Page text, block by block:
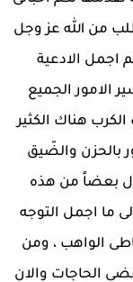
من الله عز وجل
اجمل الادعية
الامور الجميع
هناك الكثير
بالحزن والضّيق
بعضاً من هذه
ما اجمل التوجه
الواهب ، ومن
الحاجات والان